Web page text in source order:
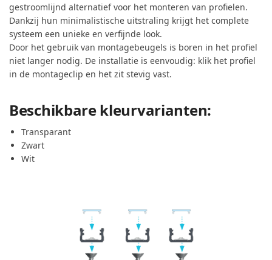
gestroomlijnd alternatief voor het monteren van profielen.
Dankzij hun minimalistische uitstraling krijgt het complete
systeem een unieke en verfijnde look.
Door het gebruik van montagebeugels is boren in het profiel
niet langer nodig. De installatie is eenvoudig: klik het profiel
in de montageclip en het zit stevig vast.
Beschikbare kleurvarianten:
Transparant
Zwart
Wit